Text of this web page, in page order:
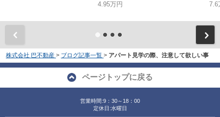
4.95万円
7.6
株式会社 巴不動産 > ブログ記事一覧 > アパート見学の際、注意して欲しい事
ページトップに戻る
営業時間:9：30～18：00
定休日:水曜日